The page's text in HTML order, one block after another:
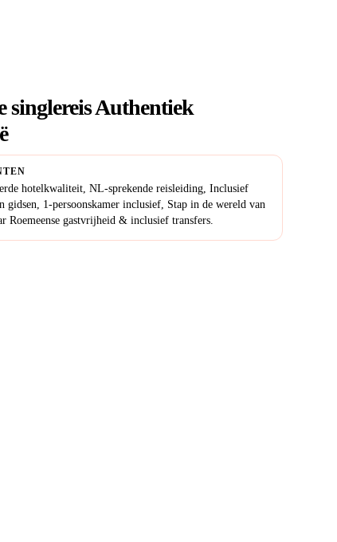
singlereis Authentiek
hotelkwaliteit, NL-sprekende reisleiding, Inclusief
gidsen, 1-persoonskamer inclusief, Stap in de wereld van
Roemeense gastvrijheid & inclusief transfers.